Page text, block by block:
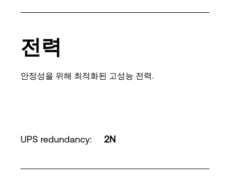
전력
안정성을 위해 최적화된 고성능 전력.
UPS redundancy: 2N